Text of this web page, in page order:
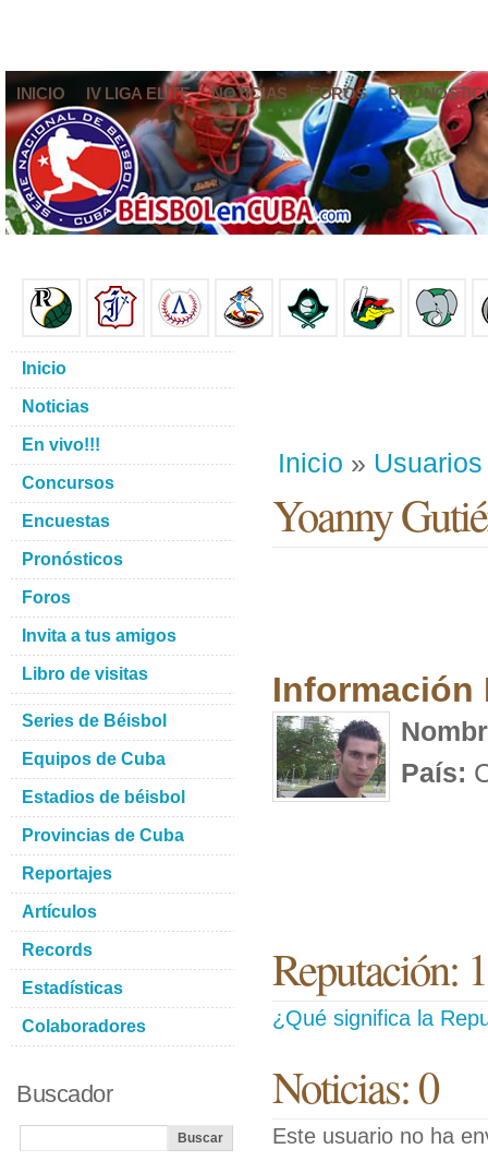
INICIO IV LIGA ELITE NOTICIAS FOROS
Inicio » Usuarios
Yoanny
Información
País:
Reputación:
¿Qué significa la
Noticias: 0
Este usuario no ha
Inicio
Noticias
En vivo!!!
Concursos
Encuestas
Pronósticos
Foros
Invita a tus amigos
Libro de visitas
Series de Béisbol
Equipos de Cuba
Estadios de béisbol
Provincias de Cuba
Reportajes
Artículos
Records
Estadísticas
Colaboradores
Buscador